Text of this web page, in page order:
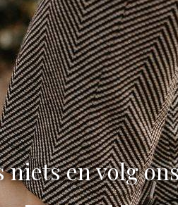
niets en volg